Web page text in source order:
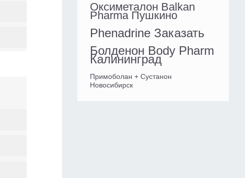
Оксиметалон Balkan
Pharma Пушкино
Phenadrine Заказать
Болденон Body Pharm
Калининград
Примоболан + Сустанон
Новосибирск